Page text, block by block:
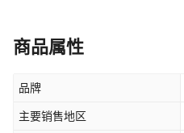
商品属性
品牌
主要销售地区